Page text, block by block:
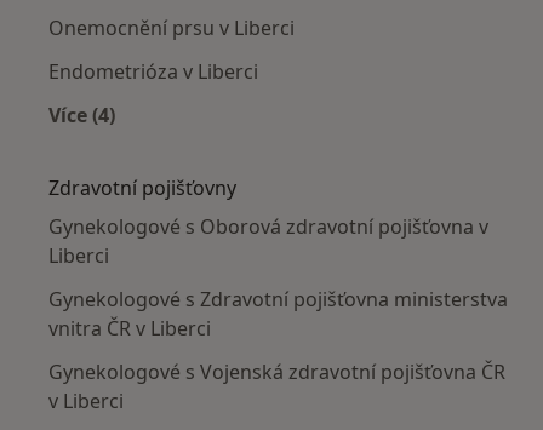
Onemocnění prsu v Liberci
Endometrióza v Liberci
Více (4)
Zdravotní pojišťovny
Gynekologové s Oborová zdravotní pojišťovna v
Liberci
Gynekologové s Zdravotní pojišťovna ministerstva
vnitra ČR v Liberci
Gynekologové s Vojenská zdravotní pojišťovna ČR
v Liberci